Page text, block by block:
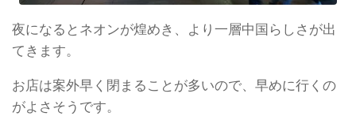
夜になるとネオンが煌めき、より一層中国らしさが出
てきます。
お店は案外早く閉まることが多いので、早めに行くの
がよさそうです。